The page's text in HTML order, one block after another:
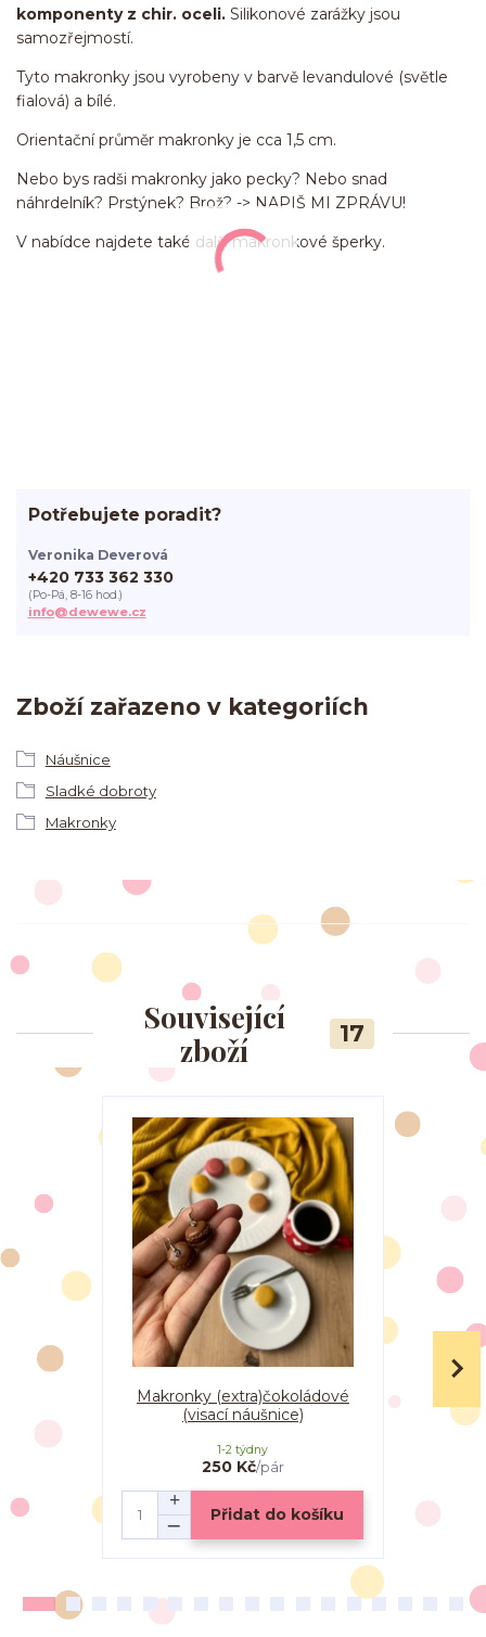
komponenty z chir. oceli. Silikonové zarážky jsou
samozřejmostí.
Tyto makronky jsou vyrobeny v barvě levandulové (světle
fialová) a bílé.
Orientační průměr makronky je cca 1,5 cm.
Nebo bys radši makronky jako pecky? Nebo snad
náhrdelník? Prstýnek? Brož? -> NAPIŠ MI ZPRÁVU!
V nabídce najdete také další makronkové šperky.
Zboží zařazeno v kategoriích
Náušnice
Sladké dobroty
Makronky
Potřebujete poradit?
Veronika Deverová
+420 733 362 330
(Po-Pá, 8-16 hod.)
info@dewewe.cz
Související
zboží
17
Makronky (extra)čokoládové
(visací náušnice)
250 Kč/pár
1-2 týdny
Přidat do košíku